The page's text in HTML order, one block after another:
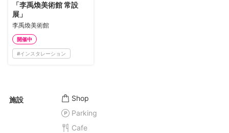
「李禹煥美術館 常設
展」
李禹煥美術館
開催中
#インスタレーション
施設
Shop
Parking
Cafe